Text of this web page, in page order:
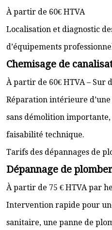
À partir de 60€ HTVA
Localisation et diagnostic
d’équipements
Chemisage de
À partir de 60€ HTVA – Sur
Réparation intérieure
sans démolition importante,
faisabilité technique.
Tarifs des dépannages de
Dépannage de
À partir de 75 € HTVA par
Intervention rapide pour
sanitaire, une panne de